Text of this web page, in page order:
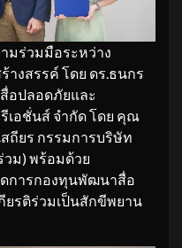
มร่วมมือระหว่าง
งสรรค์ โดย ดร.ธนกร
อปลอดภัยและ
เอชั่นส์ จำกัด โดย คุณ
ถียร กรรมการบริษัท
วม) พร้อมด้วย
การกองทุนพัฒนาสื่อ
ยรติร่วมเป็นสักขีพยาน